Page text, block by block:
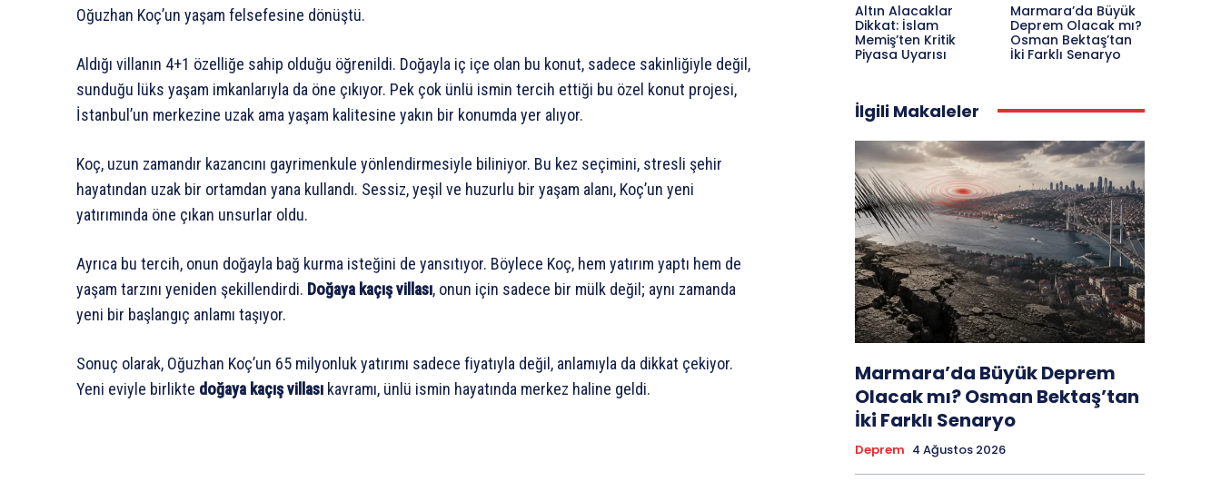
Oğuzhan Koç’un yaşam felsefesine dönüştü.
Aldığı villanın 4+1 özelliğe sahip olduğu öğrenildi. Doğayla iç içe olan bu konut, sadece sakinliğiyle değil,
sunduğu lüks yaşam imkanlarıyla da öne çıkıyor. Pek çok ünlü ismin tercih ettiği bu özel konut projesi,
İstanbul’un merkezine uzak ama yaşam kalitesine yakın bir konumda yer alıyor.
Koç, uzun zamandır kazancını gayrimenkule yönlendirmesiyle biliniyor. Bu kez seçimini, stresli şehir
hayatından uzak bir ortamdan yana kullandı. Sessiz, yeşil ve huzurlu bir yaşam alanı, Koç’un yeni
yatırımında öne çıkan unsurlar oldu.
Ayrıca bu tercih, onun doğayla bağ kurma isteğini de yansıtıyor. Böylece Koç, hem yatırım yaptı hem de
yaşam tarzını yeniden şekillendirdi. Doğaya kaçış villası, onun için sadece bir mülk değil; aynı zamanda
yeni bir başlangıç anlamı taşıyor.
Sonuç olarak, Oğuzhan Koç’un 65 milyonluk yatırımı sadece fiyatıyla değil, anlamıyla da dikkat çekiyor.
Yeni eviyle birlikte doğaya kaçış villası kavramı, ünlü ismin hayatında merkez haline geldi.
Altın Alacaklar
Dikkat: İslam
Memiş’ten Kritik
Piyasa Uyarısı
Marmara’da Büyük
Deprem Olacak mı?
Osman Bektaş’tan
İki Farklı Senaryo
İlgili Makaleler
Marmara’da Büyük Deprem
Olacak mı? Osman Bektaş’tan
İki Farklı Senaryo
Deprem 4 Ağustos 2026